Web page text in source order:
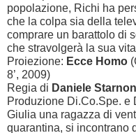
popolazione, Richi ha
che la colpa sia della
comprare un barattolo di
che stravolgerà la sua
Proiezione: Ecce Homo
8’, 2009)
Regia di Daniele
Produzione Di.Co.Spe. e
Giulia una ragazza di
quarantina, si incontrano